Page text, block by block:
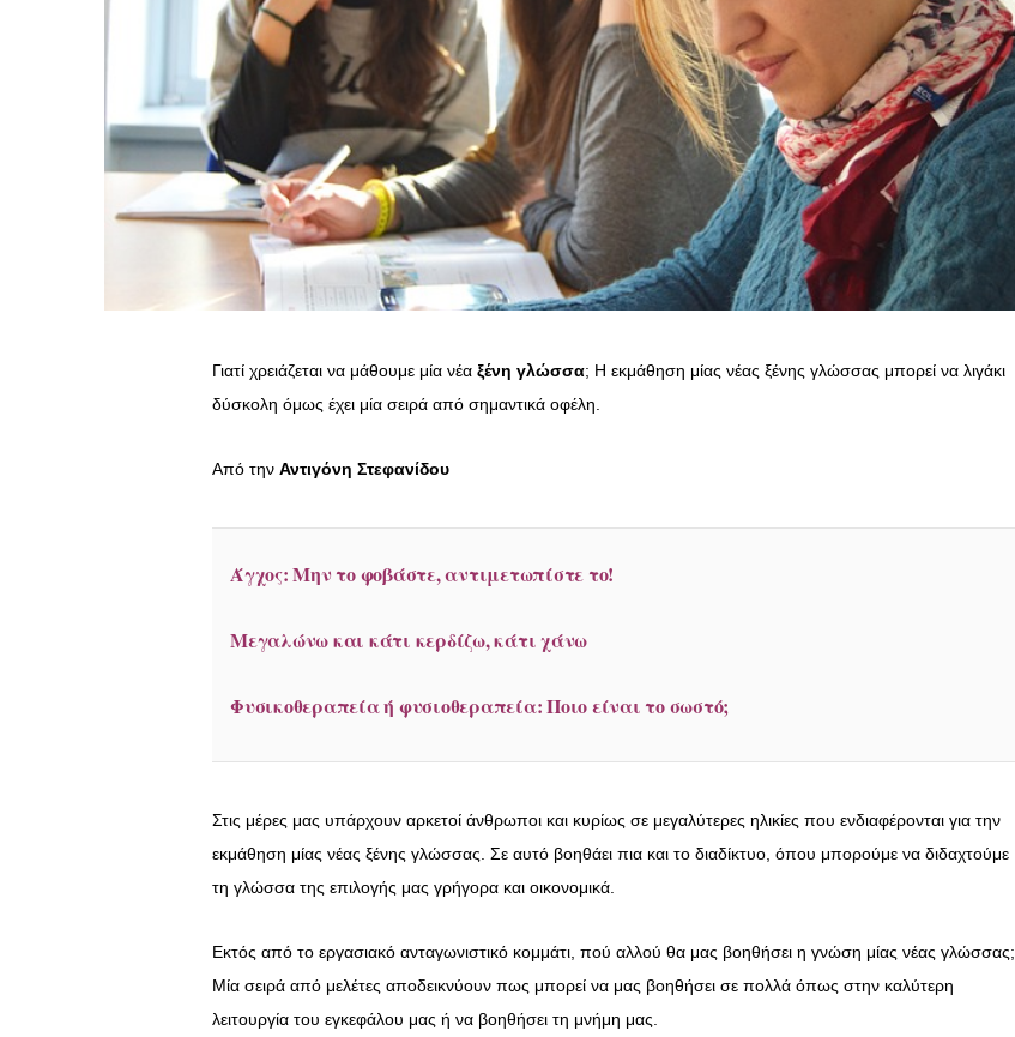
Γιατί χρειάζεται να μάθουμε μία νέα ξένη γλώσσα; Η εκμάθηση μίας νέας ξένης γλώσσας μπορεί να λιγάκι
δύσκολη όμως έχει μία σειρά από σημαντικά οφέλη.
Από την Αντιγόνη Στεφανίδου
Άγχος: Μην το φοβάστε, αντιμετωπίστε το!
Μεγαλώνω και κάτι κερδίζω, κάτι χάνω
Φυσικοθεραπεία ή φυσιοθεραπεία: Ποιο είναι το σωστό;
Στις μέρες μας υπάρχουν αρκετοί άνθρωποι και κυρίως σε μεγαλύτερες ηλικίες που ενδιαφέρονται για την
εκμάθηση μίας νέας ξένης γλώσσας. Σε αυτό βοηθάει πια και το διαδίκτυο, όπου μπορούμε να διδαχτούμε
τη γλώσσα της επιλογής μας γρήγορα και οικονομικά.
Εκτός από το εργασιακό ανταγωνιστικό κομμάτι, πού αλλού θα μας βοηθήσει η γνώση μίας νέας γλώσσας;
Μία σειρά από μελέτες αποδεικνύουν πως μπορεί να μας βοηθήσει σε πολλά όπως στην καλύτερη
λειτουργία του εγκεφάλου μας ή να βοηθήσει τη μνήμη μας.